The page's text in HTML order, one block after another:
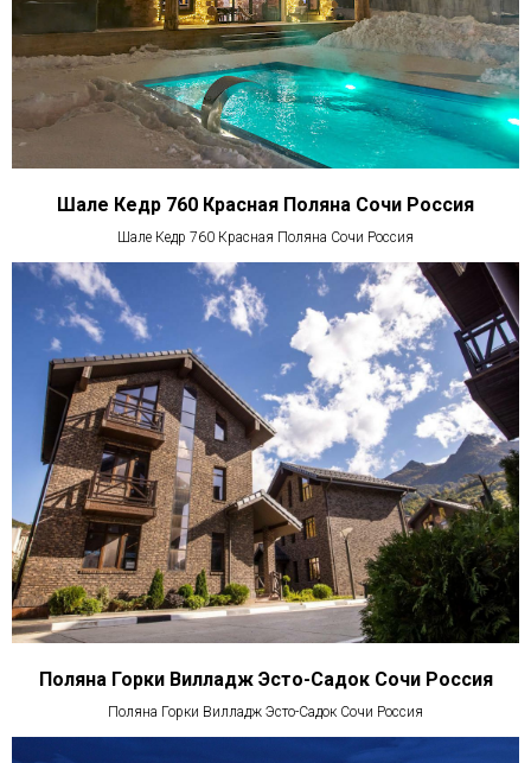
Шале Кедр 760 Красная Поляна Сочи Россия
Шале Кедр 760 Красная Поляна Сочи Россия
Поляна Горки Вилладж Эсто-Садок Сочи Россия
Поляна Горки Вилладж Эсто-Садок Сочи Россия